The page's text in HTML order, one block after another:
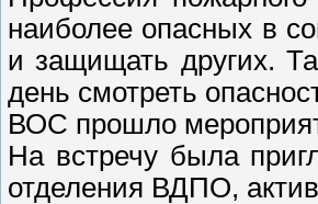
наиболее опасных в
и защищать других.
день смотреть
ВОС прошло
На встречу была
отделения ВДПО,